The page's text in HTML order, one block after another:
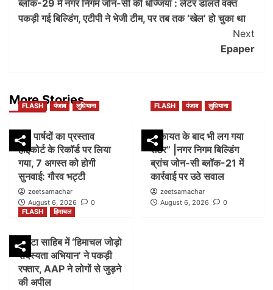
Navigation
ब्लॉक-29 में नगर निगम जोन-सी की धज्जियां : लेंटर डालते वक्त
पकड़ी गई बिल्डिंग, एटीपी ने भेजी टीम, पर तब तक ‘खेल’ हो चुका था
Next
Epaper
More Stories
FLASH पंजाब लुधियाना
45 पार्षदों का प्रस्ताव
हाईकोर्ट के रिकॉर्ड पर लिया
गया, 7 अगस्त को होगी
सुनवाई: गौरव भट्टी
zeetsamachar
August 6, 2026
0
FLASH पंजाब लुधियाना
शिकायत के बाद भी लग गया
शटर” |नगर निगम बिल्डिंग
ब्रांच जोन-सी ब्लॉक-21 में
कार्रवाई पर उठे सवाल
zeetsamachar
August 6, 2026
0
FLASH
हिमाचल
पांवटा साहिब में ‘हिमाचल जोड़ो
सदस्यता अभियान’ ने पकड़ी
रफ्तार, AAP ने लोगों से जुड़ने
की अपील